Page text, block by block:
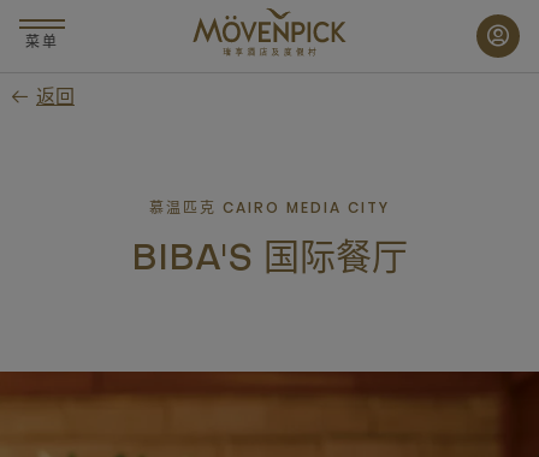
要
菜单
返回
慕温匹克 CAIRO MEDIA CITY
BIBA'S 国际餐厅